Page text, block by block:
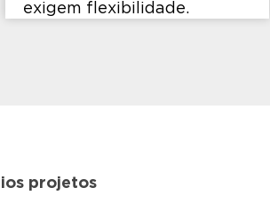
exigem flexibilidade.
projetos